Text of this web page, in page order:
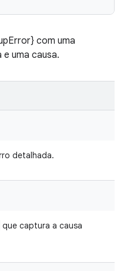
com uma
uma causa.
detalhada.
que captura a causa